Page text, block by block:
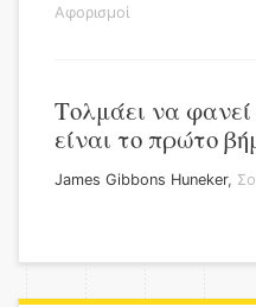
Αφορισμοί
Τολμάει να
είναι το πρώτο
James Gibbons Huneker,